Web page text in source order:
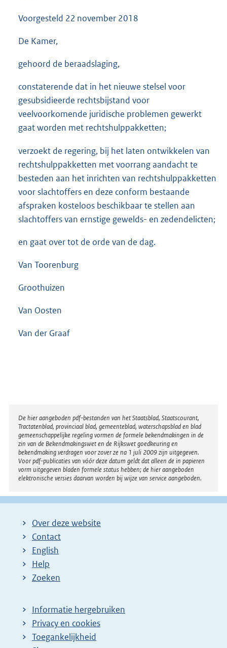
Voorgesteld 22 november 2018
De Kamer,
gehoord de beraadslaging,
constaterende dat in het nieuwe stelsel voor
gesubsidieerde rechtsbijstand voor
veelvoorkomende juridische problemen gewerkt
gaat worden met rechtshulppakketten;
verzoekt de regering, bij het laten ontwikkelen van
rechtshulppakketten met voorrang aandacht te
besteden aan het inrichten van rechtshulppakketten
voor slachtoffers en deze conform bestaande
afspraken kosteloos beschikbaar te stellen aan
slachtoffers van ernstige gewelds- en zedendelicten;
en gaat over tot de orde van de dag.
Van Toorenburg
Groothuizen
Van Oosten
Van der Graaf
Disclaimer
De hier aangeboden pdf-bestanden van het Staatsblad, Staatscourant,
Tractatenblad, provinciaal blad, gemeenteblad, waterschapsblad en blad
gemeenschappelijke regeling vormen de formele bekendmakingen in de
zin van de Bekendmakingswet en de Rijkswet goedkeuring en
bekendmaking verdragen voor zover ze na 1 juli 2009 zijn uitgegeven.
Voor pdf-publicaties van vóór deze datum geldt dat alleen de in papieren
vorm uitgegeven bladen formele status hebben; de hier aangeboden
elektronische versies daarvan worden bij wijze van service aangeboden.
Over deze website
Contact
English
Help
Zoeken
Informatie hergebruiken
Privacy en cookies
Toegankelijkheid